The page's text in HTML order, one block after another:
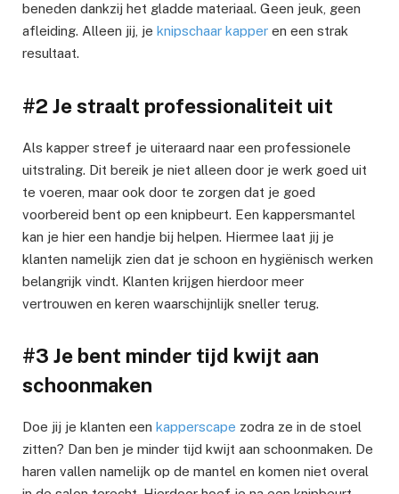
beneden dankzij het gladde materiaal. Geen jeuk, geen
afleiding. Alleen jij, je knipschaar kapper en een strak
resultaat.
#2 Je straalt professionaliteit uit
Als kapper streef je uiteraard naar een professionele
uitstraling. Dit bereik je niet alleen door je werk goed uit
te voeren, maar ook door te zorgen dat je goed
voorbereid bent op een knipbeurt. Een kappersmantel
kan je hier een handje bij helpen. Hiermee laat jij je
klanten namelijk zien dat je schoon en hygiënisch werken
belangrijk vindt. Klanten krijgen hierdoor meer
vertrouwen en keren waarschijnlijk sneller terug.
#3 Je bent minder tijd kwijt aan
schoonmaken
Doe jij je klanten een kapperscape zodra ze in de stoel
zitten? Dan ben je minder tijd kwijt aan schoonmaken. De
haren vallen namelijk op de mantel en komen niet overal